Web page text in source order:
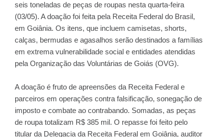
seis toneladas de peças de roupas nesta quarta-feira
(03/05). A doação foi feita pela Receita Federal do Brasil,
em Goiânia. Os itens, que incluem camisetas, shorts,
calças, bermudas e agasalhos serão destinados a famílias
em extrema vulnerabilidade social e entidades atendidas
pela Organização das Voluntárias de Goiás (OVG).
A doação é fruto de apreensões da Receita Federal e
parceiros em operações contra falsificação, sonegação de
imposto e combate ao contrabando. Somadas, as peças
de roupa totalizam R$ 385 mil. O repasse foi feito pelo
titular da Delegacia da Receita Federal em Goiânia, auditor